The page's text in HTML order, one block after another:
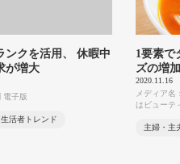
ンクを活用、 休暇中
が増大
電子版
生活者トレンド
1要素で
ズの増加
2020.11.16
メディア名
はビューテ
主婦・主